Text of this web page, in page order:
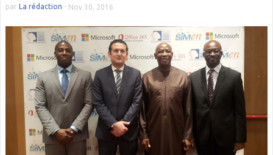
par La rédaction - Nov 30, 2016